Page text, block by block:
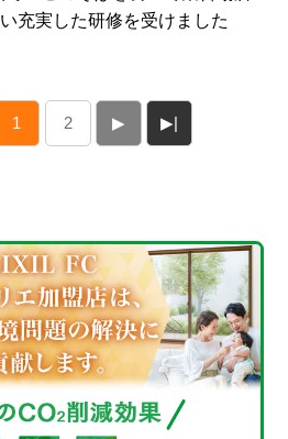
充実した研修を受けました
1 2 ▶ ▶|